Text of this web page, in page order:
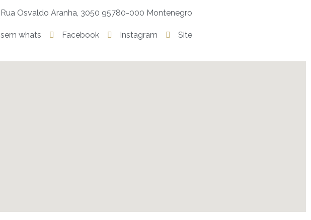
Rua Osvaldo Aranha, 3050 95780-000 Montenegro
sem whats Facebook Instagram Site